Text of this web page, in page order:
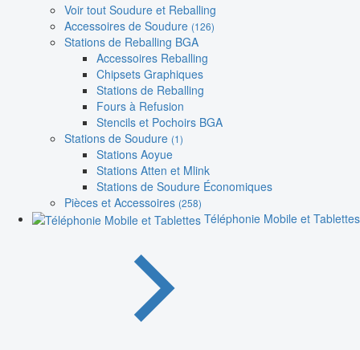
Voir tout Soudure et Reballing
Accessoires de Soudure (126)
Stations de Reballing BGA
Accessoires Reballing
Chipsets Graphiques
Stations de Reballing
Fours à Refusion
Stencils et Pochoirs BGA
Stations de Soudure (1)
Stations Aoyue
Stations Atten et Mlink
Stations de Soudure Économiques
Pièces et Accessoires (258)
Téléphonie Mobile et Tablettes